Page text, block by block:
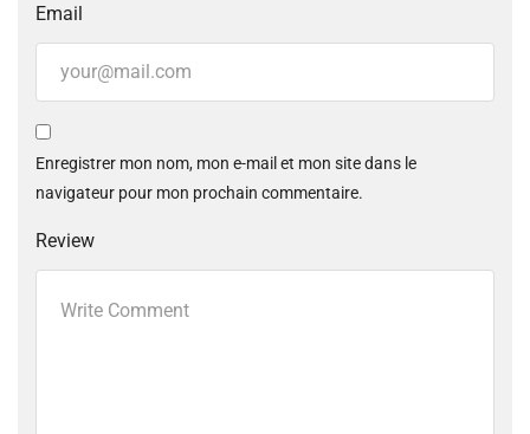
Email
Enregistrer mon nom, mon e-mail et mon site dans le
navigateur pour mon prochain commentaire.
Review